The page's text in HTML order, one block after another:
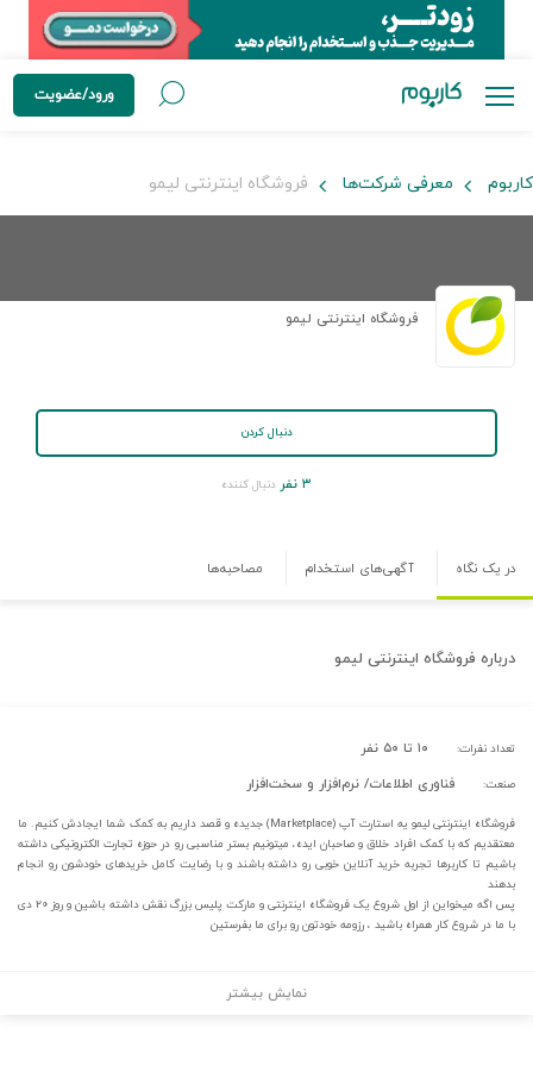
ورود/عضویت
کاربوم معرفی شرکت‌ها فروشگاه اینترنتی لیمو
فروشگاه اینترنتی لیمو
دنبال کردن
۳ نفر دنبال کننده
در یک نگاه آگهی‌های استخدام مصاحبه‌ها
درباره فروشگاه اینترنتی لیمو
تعداد نفرات: ۱۰ تا ۵۰ نفر
صنعت: فناوری اطلاعات/ نرم‌افزار و سخت‌افزار
فروشگاه اینترنتی لیمو یه استارت آپ (Marketplace) جدیده و قصد داریم به کمک شما ایجادش کنیم. ما
معتقدیم که با کمک افراد خلاق و صاحبان ایده، میتونیم بستر مناسبی رو در حوزه تجارت الکترونیکی داشته
باشیم تا کاربرها تجربه خرید آنلاین خوبی رو داشته باشند و با رضایت کامل خریدهای خودشون رو انجام
بدهند
پس اگه میخواین از اول شروع یک فروشگاه اینترنتی و مارکت پلیس بزرگ نقش داشته باشین و روز ۲۰ دی
با ما در شروع کار همراه باشید ، رزومه خودتون رو برای ما بفرستین
نمایش بیشتر